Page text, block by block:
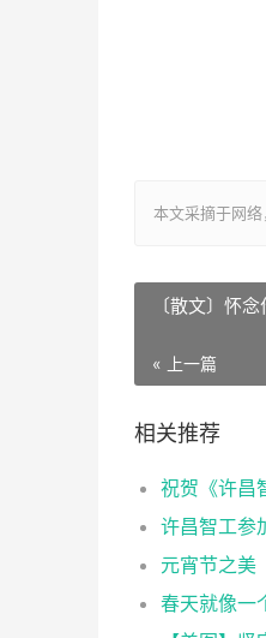
本文采摘于网
〔散文〕怀
« 上一篇
相关推荐
祝贺《许昌
元宵节之美
春天就像一